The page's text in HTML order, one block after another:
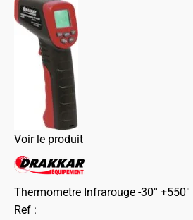
Voir le produit
Thermometre Infrarouge -30° +550°
Ref :